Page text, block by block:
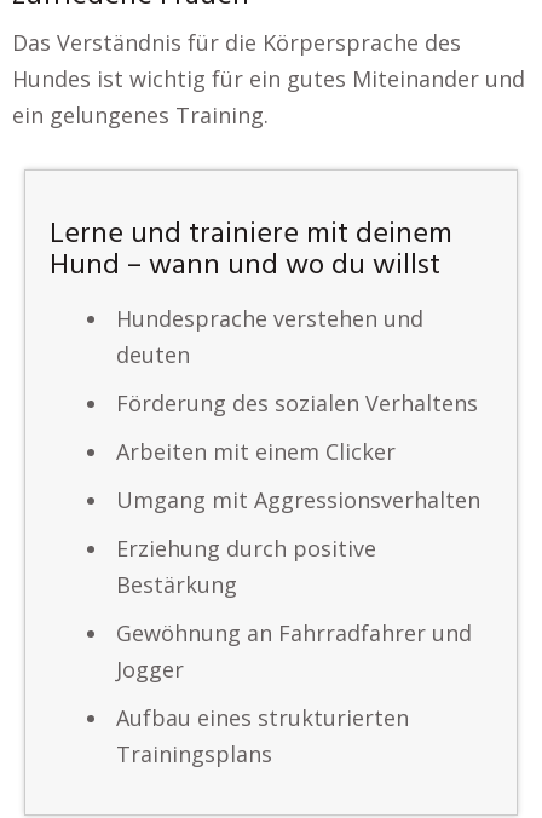
Das Verständnis für die Körpersprache des
Hundes ist wichtig für ein gutes Miteinander und
ein gelungenes Training.
Lerne und trainiere mit deinem
Hund – wann und wo du willst
Hundesprache verstehen und
deuten
Förderung des sozialen Verhaltens
Arbeiten mit einem Clicker
Umgang mit Aggressionsverhalten
Erziehung durch positive
Bestärkung
Gewöhnung an Fahrradfahrer und
Jogger
Aufbau eines strukturierten
Trainingsplans